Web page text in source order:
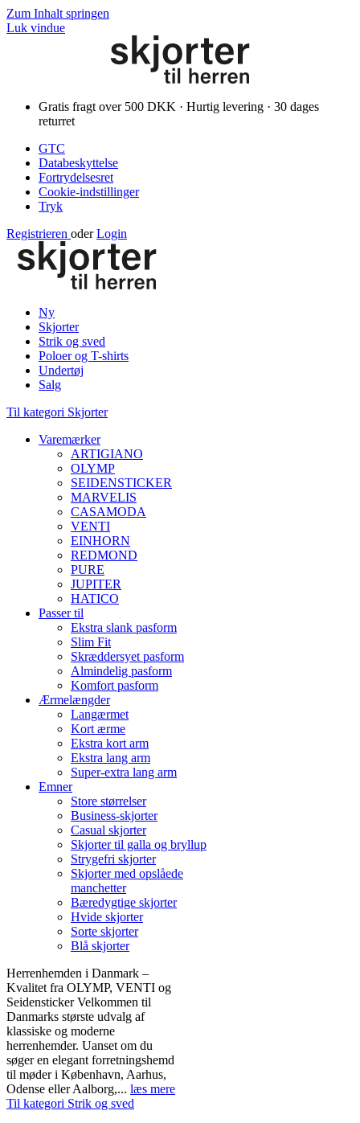
Zum Inhalt springen
Luk vindue
Gratis fragt over 500 DKK · Hurtig levering · 30 dages
returret
GTC
Databeskyttelse
Fortrydelsesret
Cookie-indstillinger
Tryk
Registrieren oder Login
Ny
Skjorter
Strik og sved
Poloer og T-shirts
Undertøj
Salg
Til kategori Skjorter
Varemærker
ARTIGIANO
OLYMP
SEIDENSTICKER
MARVELIS
CASAMODA
VENTI
EINHORN
REDMOND
PURE
JUPITER
HATICO
Passer til
Ekstra slank pasform
Slim Fit
Skræddersyet pasform
Almindelig pasform
Komfort pasform
Ærmelængder
Langærmet
Kort ærme
Ekstra kort arm
Ekstra lang arm
Super-extra lang arm
Emner
Store størrelser
Business-skjorter
Casual skjorter
Skjorter til galla og bryllup
Strygefri skjorter
Skjorter med opslåede
manchetter
Bæredygtige skjorter
Hvide skjorter
Sorte skjorter
Blå skjorter
Herrenhemden i Danmark –
Kvalitet fra OLYMP, VENTI og
Seidensticker Velkommen til
Danmarks største udvalg af
klassiske og moderne
herrenhemder. Uanset om du
søger en elegant forretningshemd
til møder i København, Aarhus,
Odense eller Aalborg,... læs mere
Til kategori Strik og sved